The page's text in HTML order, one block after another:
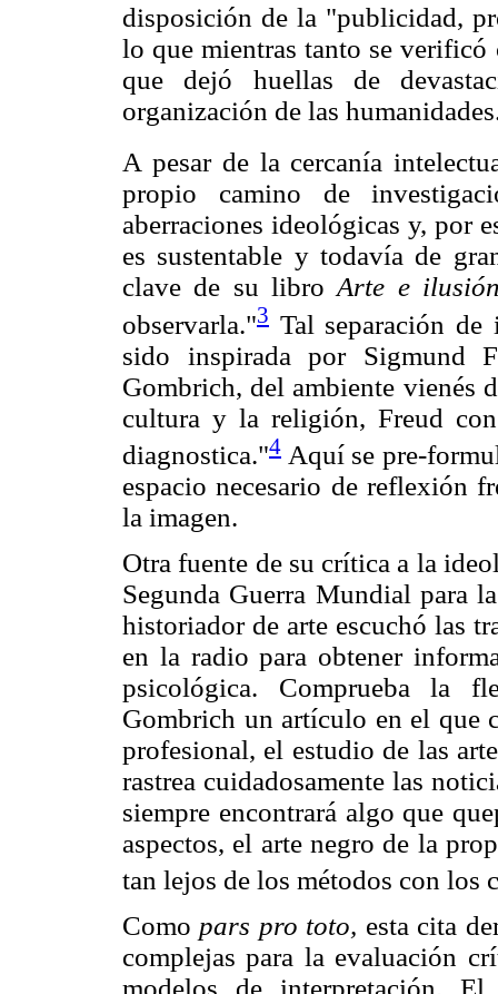
disposición de la "publicidad,
lo que mientras tanto se
que dejó huellas de
organización de las
A pesar de la cercanía
propio camino de
aberraciones ideológicas y, por
es sustentable y todavía de
clave de su libroArte e
observarla."3 Tal separación de
sido inspirada por Sigmund
Gombrich, del ambiente
cultura y la religión, Freud
diagnostica."4 Aquí se pre-
espacio necesario de reflexión
la imagen.
Otra fuente de su crítica a la
Segunda Guerra Mundial para
historiador de arte escuchó las
en la radio para obtener
psicológica. Comprueba la
Gombrich un artículo en el que
profesional, el estudio de las
rastrea cuidadosamente las
siempre encontrará algo que
aspectos, el arte negro de la
tan lejos de los métodos con los
Como pars pro toto, esta cita
complejas para la evaluación